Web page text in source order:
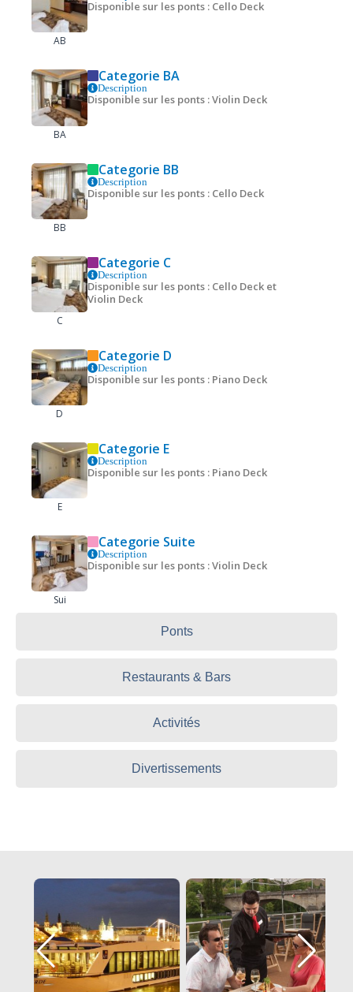
Ponts
Restaurants & Bars
Activités
Divertissements
AB
Disponible sur les ponts : Cello Deck
BA
Categorie BA
Description
Disponible sur les ponts : Violin Deck
BB
Categorie BB
Description
Disponible sur les ponts : Cello Deck
C
Categorie C
Description
Disponible sur les ponts : Cello Deck et
Violin Deck
D
Categorie D
Description
Disponible sur les ponts : Piano Deck
E
Categorie E
Description
Disponible sur les ponts : Piano Deck
Sui
Categorie Suite
Description
Disponible sur les ponts : Violin Deck